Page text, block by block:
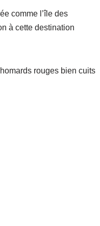
comme l’île des
à cette destination
rouges bien cuits